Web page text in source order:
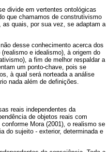
divide em vertentes ontológicas
que chamamos de construtivismo
quais, por sua vez, se adaptam a
desse conhecimento acerca dos
e idealismo), à origem do
a fim de melhor respaldar a
um ponto-chave, pois se
à qual será norteada a análise
nada além de definições.
reais independentes da
de objetos reais com
Mora (2001), o realismo se
do sujeito - exterior, determinada e